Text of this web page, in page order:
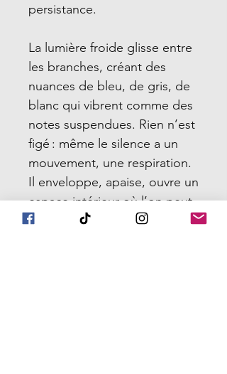
persistance.
La lumière froide glisse entre
les branches, créant des
nuances de bleu, de gris, de
blanc qui vibrent comme des
notes suspendues. Rien n’est
figé : même le silence a un
mouvement, une respiration.
Il enveloppe, apaise, ouvre un
espace intérieur où l’on peut
enfin entendre ce qui,